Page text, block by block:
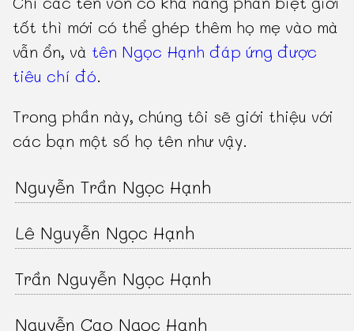
tốt thì mới có thể ghép thêm họ mẹ vào mà
vẫn ổn, và tên Ngọc Hạnh đáp ứng được
tiêu chí đó.
Trong phần này, chúng tôi sẽ giới thiệu với
các bạn một số họ tên như vậy.
Nguyễn Trần Ngọc Hạnh
Lê Nguyễn Ngọc Hạnh
Trần Nguyễn Ngọc Hạnh
Nguyễn Cao Ngọc Hạnh